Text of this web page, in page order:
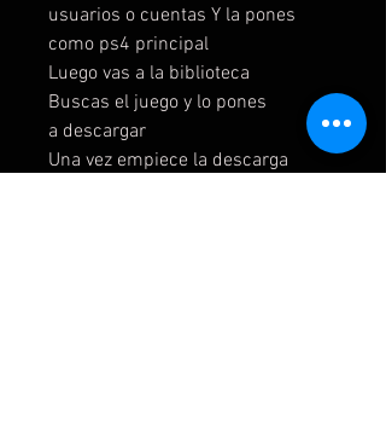
usuarios o cuentas Y la pones
como ps4 principal
Luego vas a la biblioteca
Buscas el juego y lo pones
a descargar
Una vez empiece la descarga